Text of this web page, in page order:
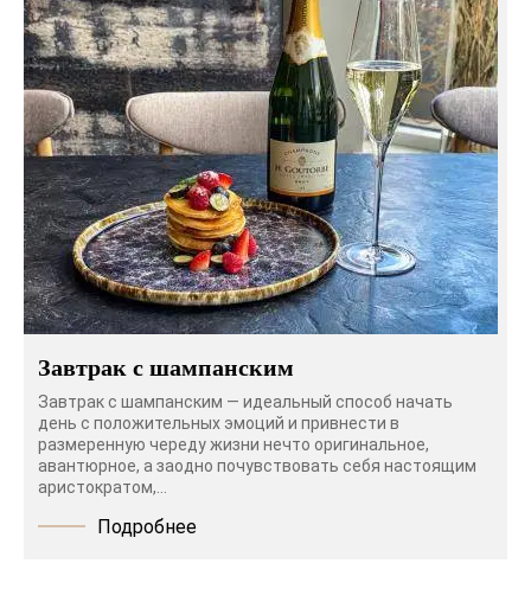
Завтрак с шампанским
Завтрак с шампанским — идеальный способ начать
день с положительных эмоций и привнести в
размеренную череду жизни нечто оригинальное,
авантюрное, а заодно почувствовать себя настоящим
аристократом,...
Подробнее